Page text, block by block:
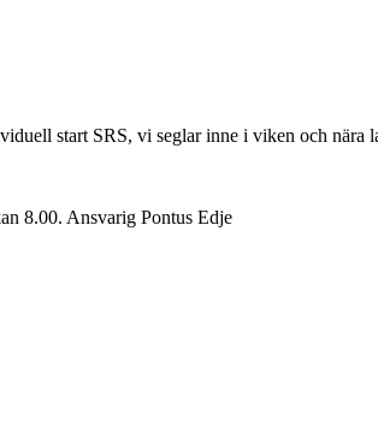
start SRS, vi seglar inne i viken och nära
8.00. Ansvarig Pontus Edje